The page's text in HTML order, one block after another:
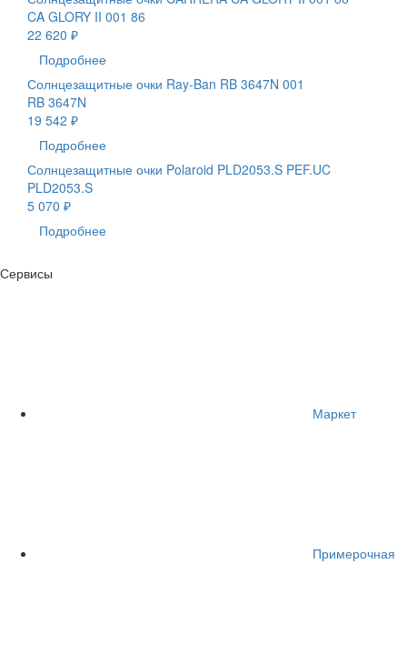
CA GLORY II 001 86
22 620 ₽
Подробнее
Солнцезащитные очки Ray-Ban RB 3647N 001
RB 3647N
19 542 ₽
Подробнее
Солнцезащитные очки Polaroid PLD2053.S PEF.UC
PLD2053.S
5 070 ₽
Подробнее
Сервисы
Маркет
Примерочная